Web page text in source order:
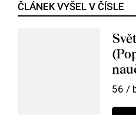
ČLÁNEK VYŠEL V ČÍSLE
56 /